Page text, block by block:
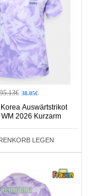
38.05€
Auswärtstrikot
2026 Kurzarm
LEGEN